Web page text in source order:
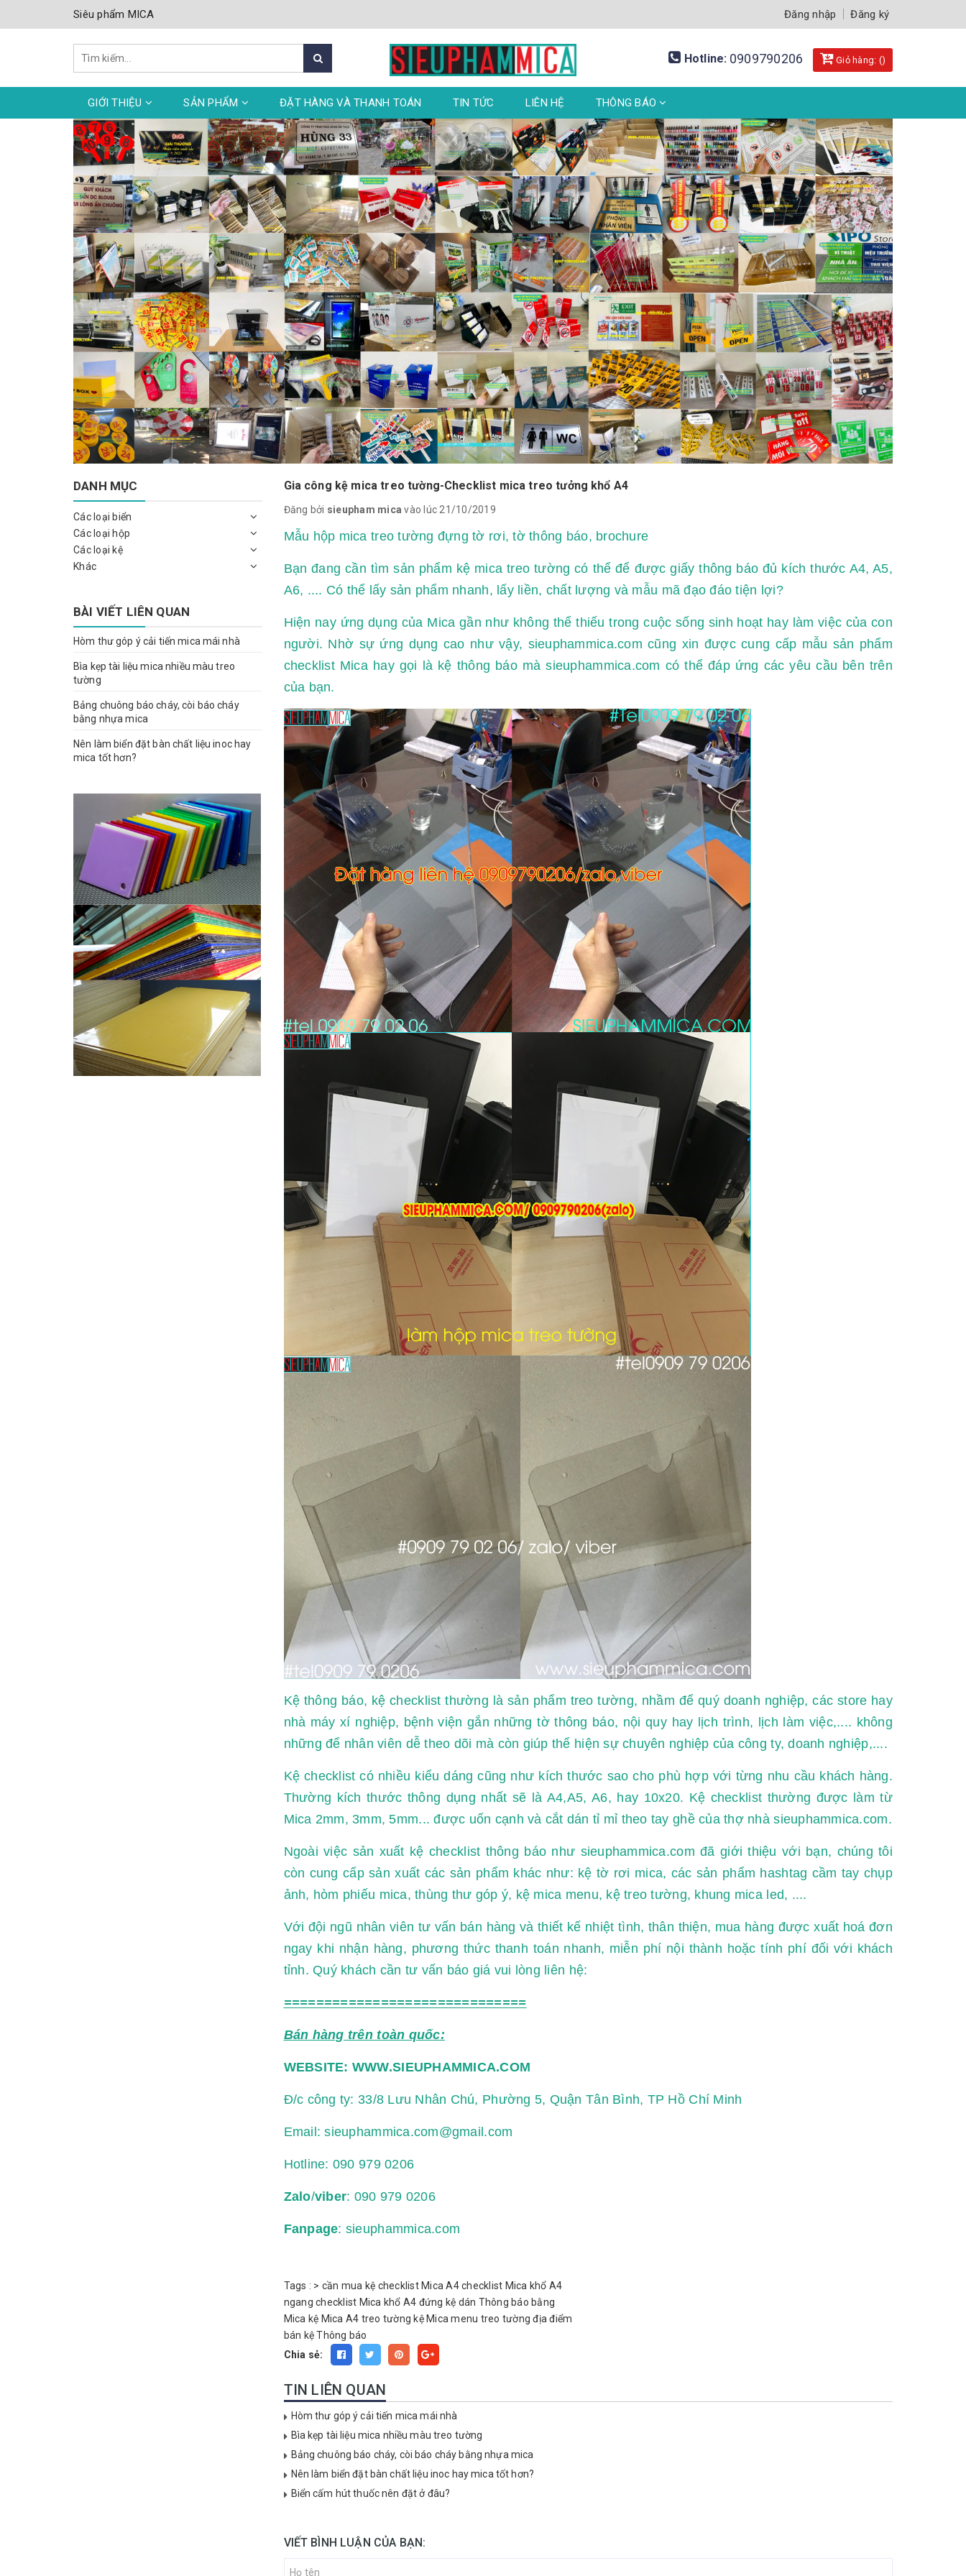
Siêu phẩm MICA Đăng nhập Đăng ký
Hotline: 0909790206 Giỏ hàng: ()
GIỚI THIỆU SẢN PHẨM ĐẶT HÀNG VÀ THANH TOÁN TIN TỨC LIÊN HỆ THÔNG BÁO
Gia công kệ mica treo tường-Checklist mica treo tưởng khổ A4
Đăng bởi sieupham mica vào lúc 21/10/2019
Mẫu hộp mica treo tường đựng tờ rơi, tờ thông báo, brochure
Bạn đang cần tìm sản phẩm kệ mica treo tường có thể để được giấy thông báo đủ kích thước A4, A5,
A6, .... Có thể lấy sản phẩm nhanh, lấy liền, chất lượng và mẫu mã đạo đáo tiện lợi?
Hiện nay ứng dụng của Mica gần như không thể thiếu trong cuộc sống sinh hoạt hay làm việc của con
người. Nhờ sự ứng dụng cao như vậy, sieuphammica.com cũng xin được cung cấp mẫu sản phẩm
checklist Mica hay gọi là kệ thông báo mà sieuphammica.com có thể đáp ứng các yêu cầu bên trên
của bạn.
Kệ thông báo, kệ checklist thường là sản phẩm treo tường, nhầm để quý doanh nghiệp, các store hay
nhà máy xí nghiệp, bệnh viện gắn những tờ thông báo, nội quy hay lịch trình, lịch làm việc,.... không
những để nhân viên dễ theo dõi mà còn giúp thể hiện sự chuyên nghiệp của công ty, doanh nghiệp,....
Kệ checklist có nhiều kiểu dáng cũng như kích thước sao cho phù hợp với từng nhu cầu khách hàng.
Thường kích thước thông dụng nhất sẽ là A4,A5, A6, hay 10x20. Kệ checklist thường được làm từ
Mica 2mm, 3mm, 5mm... được uốn cạnh và cắt dán tỉ mỉ theo tay ghề của thợ nhà sieuphammica.com.
Ngoài việc sản xuất kệ checklist thông báo như sieuphammica.com đã giới thiệu với bạn, chúng tôi
còn cung cấp sản xuất các sản phẩm khác như: kệ tờ rơi mica, các sản phẩm hashtag cầm tay chụp
ảnh, hòm phiếu mica, thùng thư góp ý, kệ mica menu, kệ treo tường, khung mica led, ....
Với đội ngũ nhân viên tư vấn bán hàng và thiết kế nhiệt tình, thân thiện, mua hàng được xuất hoá đơn
ngay khi nhận hàng, phương thức thanh toán nhanh, miễn phí nội thành hoặc tính phí đối với khách
tỉnh. Quý khách cần tư vấn báo giá vui lòng liên hệ:
==============================
Bán hàng trên toàn quốc:
WEBSITE: WWW.SIEUPHAMMICA.COM
Đ/c công ty: 33/8 Lưu Nhân Chú, Phường 5, Quận Tân Bình, TP Hồ Chí Minh
Email:sieuphammica.com@gmail.com
Hotline: 090 979 0206
Zalo/viber: 090 979 0206
Fanpage: sieuphammica.com
Tags : > cần mua kệ checklist Mica A4 checklist Mica khổ A4
ngang checklist Mica khổ A4 đứng kệ dán Thông báo bằng
Mica kệ Mica A4 treo tường kệ Mica menu treo tường địa điểm
bán kệ Thông báo
Chia sẻ:
TIN LIÊN QUAN
Hòm thư góp ý cải tiến mica mái nhà
Bìa kẹp tài liệu mica nhiều màu treo tường
Bảng chuông báo cháy, còi báo cháy bằng nhựa mica
Nên làm biển đặt bàn chất liệu inoc hay mica tốt hơn?
Biển cấm hút thuốc nên đặt ở đâu?
VIẾT BÌNH LUẬN CỦA BẠN:
DANH MỤC
Các loại biển
Các loại hộp
Các loại kệ
Khác
BÀI VIẾT LIÊN QUAN
Hòm thư góp ý cải tiến mica mái nhà
Bìa kẹp tài liệu mica nhiều màu treo
tường
Bảng chuông báo cháy, còi báo cháy
bằng nhựa mica
Nên làm biển đặt bàn chất liệu inoc hay
mica tốt hơn?